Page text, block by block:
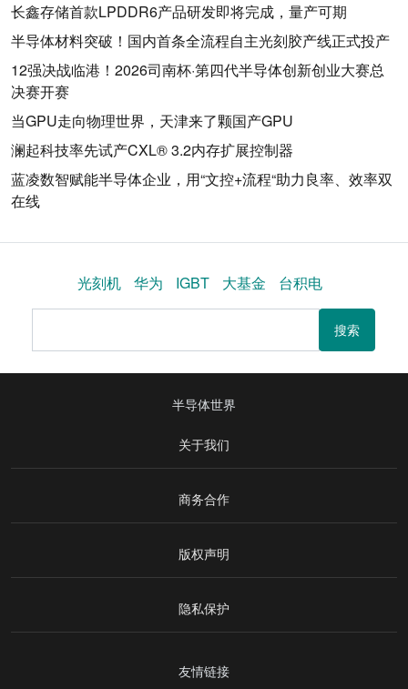
长鑫存储首款LPDDR6产品研发即将完成，量产可期
半导体材料突破！国内首条全流程自主光刻胶产线正式投产
12强决战临港！2026司南杯·第四代半导体创新创业大赛总
决赛开赛
当GPU走向物理世界，天津来了颗国产GPU
澜起科技率先试产CXL® 3.2内存扩展控制器
蓝凌数智赋能半导体企业，用“文控+流程“助力良率、效率双
在线
光刻机 华为 IGBT 大基金 台积电
搜索
半导体世界
关于我们
商务合作
版权声明
隐私保护
友情链接